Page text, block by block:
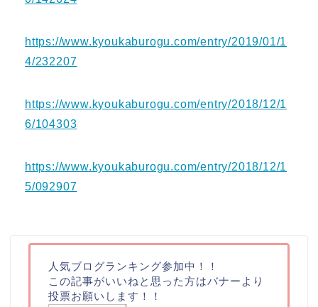
https://www.kyoukaburogu.com/entry/2019/01/1
4/232207
https://www.kyoukaburogu.com/entry/2018/12/1
6/104303
https://www.kyoukaburogu.com/entry/2018/12/1
5/092907
人気ブログランキング参加中！！
この記事がいいねと思った方はバナーより
投票お願いします！！